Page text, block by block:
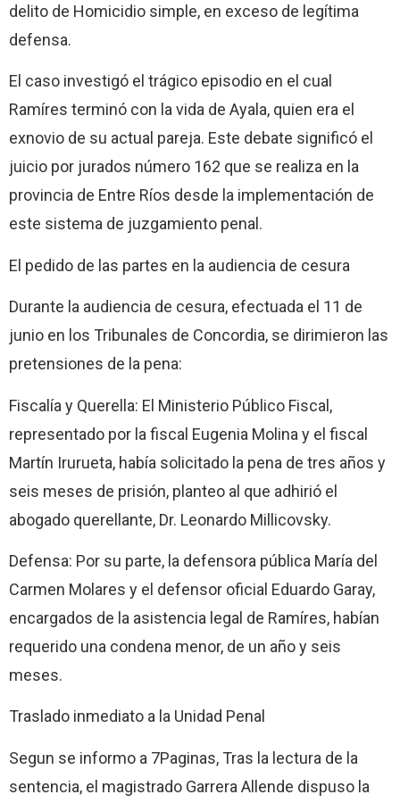
delito de Homicidio simple, en exceso de legítima
defensa.
El caso investigó el trágico episodio en el cual
Ramíres terminó con la vida de Ayala, quien era el
exnovio de su actual pareja. Este debate significó el
juicio por jurados número 162 que se realiza en la
provincia de Entre Ríos desde la implementación de
este sistema de juzgamiento penal.
El pedido de las partes en la audiencia de cesura
Durante la audiencia de cesura, efectuada el 11 de
junio en los Tribunales de Concordia, se dirimieron las
pretensiones de la pena:
Fiscalía y Querella: El Ministerio Público Fiscal,
representado por la fiscal Eugenia Molina y el fiscal
Martín Irurueta, había solicitado la pena de tres años y
seis meses de prisión, planteo al que adhirió el
abogado querellante, Dr. Leonardo Millicovsky.
Defensa: Por su parte, la defensora pública María del
Carmen Molares y el defensor oficial Eduardo Garay,
encargados de la asistencia legal de Ramíres, habían
requerido una condena menor, de un año y seis
meses.
Traslado inmediato a la Unidad Penal
Segun se informo a 7Paginas, Tras la lectura de la
sentencia, el magistrado Garrera Allende dispuso la